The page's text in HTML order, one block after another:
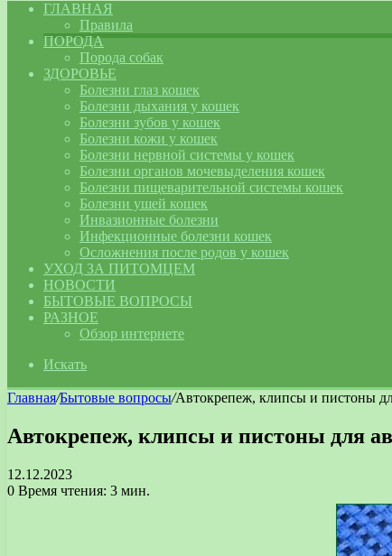
ГЛАВНАЯ
Правила
ПОРОДА
Порода собак
ЗДОРОВЬЕ
Болезни глаз кошек
Болезни дыхания у кошек
Болезни зубов у кошек
Болезни кожи у кошек
Болезни нервной системы у кошек
Болезни органов мочевыделения кошек
Болезни пищеварительной системы кошек
Болезни ушей кошек
Инвазионные болезни
Инфекционные болезни кошек
Осложнения после родов у кошек
УХОД ЗА ПИТОМЦЕМ
НОВОСТИ
БЫТОВЫЕ ВОПРОСЫ
РАЗНОЕ
Обзор интернете
Искать
Главная/Бытовые вопросы/Автокрепеж, клипсы и пистоны
Автокрепеж, клипсы и пистоны для
12.12.2023
0 Время чтения: 3 мин.